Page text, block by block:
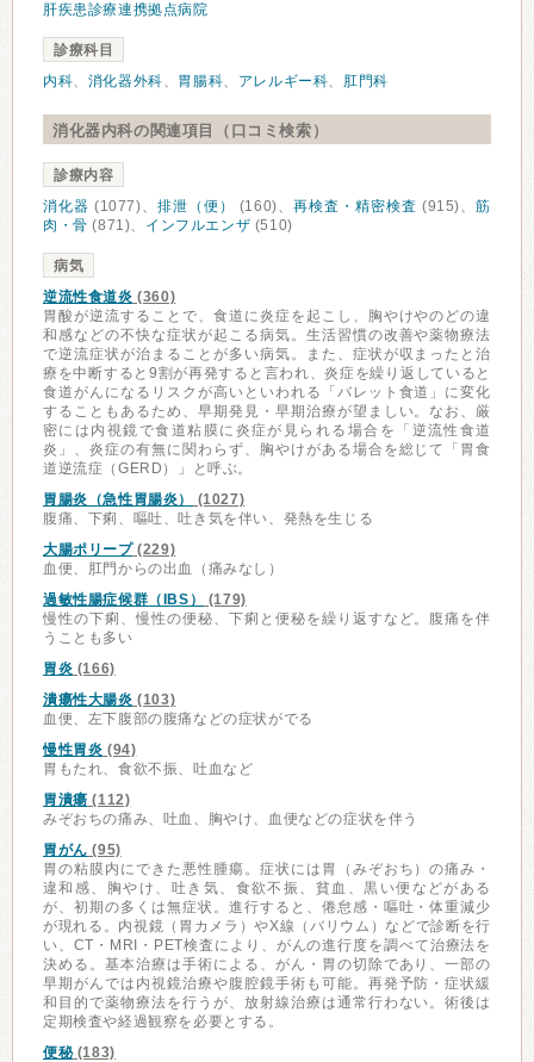
肝疾患診療連携拠点病院
診療科目
内科、 消化器外科、 胃腸科、 アレルギー科、 肛門科
消化器内科の関連項目（口コミ検索）
診療内容
消化器 (1077)、 排泄（便） (160)、再検査・精密検査 (915)、筋
肉・骨 (871)、 インフルエンザ (510)
病気
逆流性食道炎 (360)
胃酸が逆流することで、食道に炎症を起こし、胸やけやのどの違
和感などの不快な症状が起こる病気。生活習慣の改善や薬物療法
で逆流症状が治まることが多い病気。また、症状が収まったと治
療を中断すると9割が再発すると言われ、炎症を繰り返していると
食道がんになるリスクが高いといわれる「バレット食道」に変化
することもあるため、早期発見・早期治療が望ましい。なお、厳
密には内視鏡で食道粘膜に炎症が見られる場合を「逆流性食道
炎」、炎症の有無に関わらず、胸やけがある場合を総じて「胃食
道逆流症（GERD）」と呼ぶ。
胃腸炎（急性胃腸炎）
(1027)
腹痛、下痢、嘔吐、吐き気を伴い、発熱を生じる
大腸ポリープ(229)
血便、肛門からの出血（痛みなし）
過敏性腸症候群（IBS）
(179)
慢性の下痢、慢性の便秘、下痢と便秘を繰り返すなど。腹痛を伴
うことも多い
胃炎 (166)
潰瘍性大腸炎 (103)
血便、左下腹部の腹痛などの症状がでる
慢性胃炎 (94)
胃もたれ、食欲不振、吐血など
胃潰瘍 (112)
みぞおちの痛み、吐血、胸やけ、血便などの症状を伴う
胃がん (95)
胃の粘膜内にできた悪性腫瘍。症状には胃（みぞおち）の痛み・
違和感、胸やけ、吐き気、食欲不振、貧血、黒い便などがある
が、初期の多くは無症状。進行すると、倦怠感・嘔吐・体重減少
が現れる。内視鏡（胃カメラ）やX線（バリウム）などで診断を行
い、CT・MRI・PET検査により、がんの進行度を調べて治療法を
決める。基本治療は手術による、がん・胃の切除であり、一部の
早期がんでは内視鏡治療や腹腔鏡手術も可能。再発予防・症状緩
和目的で薬物療法を行うが、放射線治療は通常行わない。術後は
定期検査や経過観察を必要とする。
便秘(183)